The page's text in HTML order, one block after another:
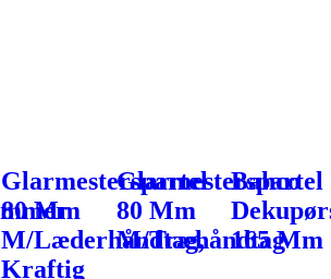
Glarmesterspartel
80 Mm
M/Læderhåndtag,
Kraftig
Glarmesterspartel
80 Mm
M/Træhåndtag
Bahco
165 Mm